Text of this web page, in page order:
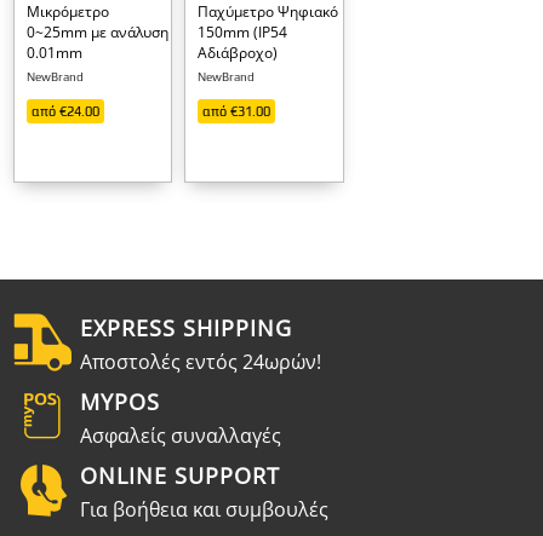
Μικρόμετρο
0~25mm με ανάλυση
0.01mm
NewBrand
από €24.00
Παχύμετρο Ψηφιακό
150mm (IP54
Αδιάβροχο)
NewBrand
από €31.00
EXPRESS SHIPPING
Aποστολές εντός 24ωρών!
MYPOS
Ασφαλείς συναλλαγές
ONLINE SUPPORT
Για βοήθεια και συμβουλές